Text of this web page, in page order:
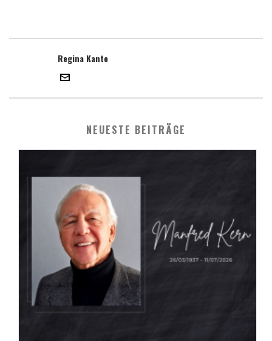
Regina Kante
NEUESTE BEITRÄGE